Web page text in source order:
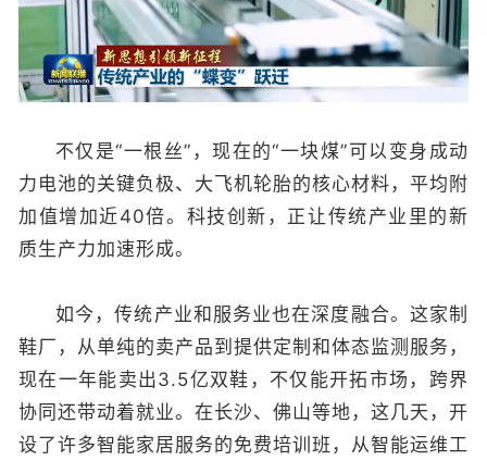
不仅是“一根丝”，现在的“一块煤”可以变身成动
力电池的关键负极、大飞机轮胎的核心材料，平均附
加值增加近40倍。科技创新，正让传统产业里的新
质生产力加速形成。
如今，传统产业和服务业也在深度融合。这家制
鞋厂，从单纯的卖产品到提供定制和体态监测服务，
现在一年能卖出3.5亿双鞋，不仅能开拓市场，跨界
协同还带动着就业。在长沙、佛山等地，这几天，开
设了许多智能家居服务的免费培训班，从智能运维工